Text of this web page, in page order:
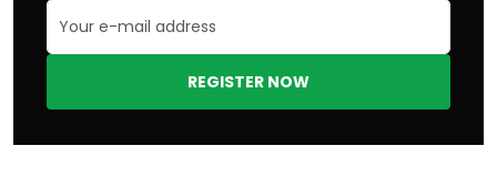
REGISTER NOW